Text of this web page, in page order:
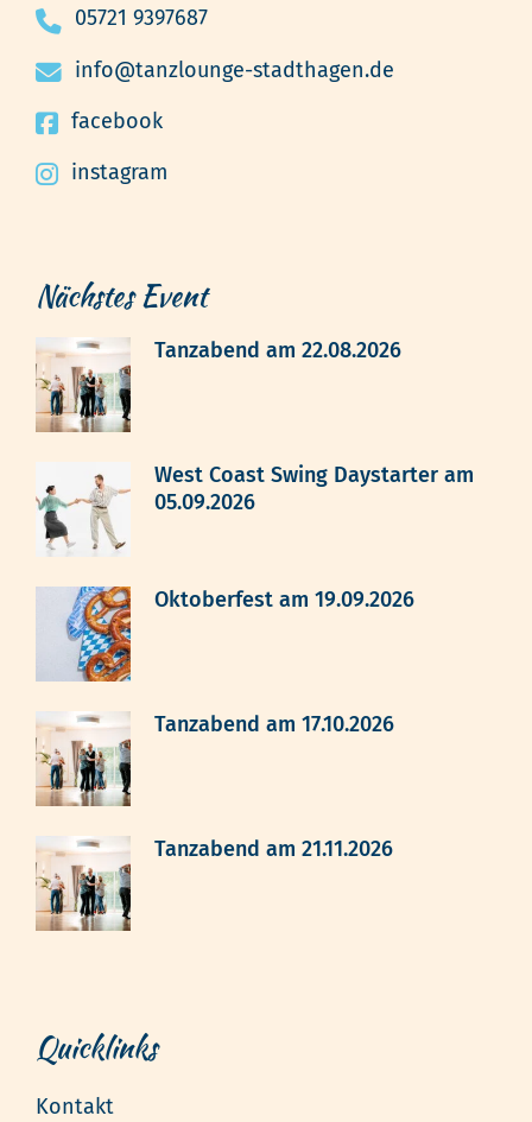
05721 9397687
info@tanzlounge-stadthagen.de
facebook
instagram
Nächstes Event
Tanzabend am 22.08.2026
West Coast Swing Daystarter am
05.09.2026
Oktoberfest am 19.09.2026
Tanzabend am 17.10.2026
Tanzabend am 21.11.2026
Quicklinks
Kontakt